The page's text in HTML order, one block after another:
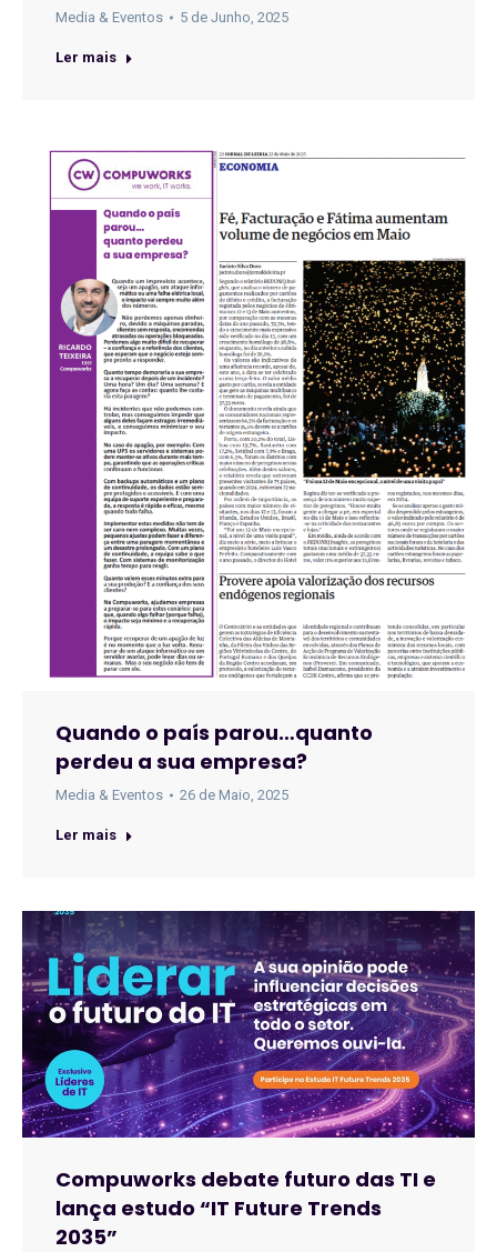
Media & Eventos 5 de Junho, 2025
Ler mais
Quando o país parou…quanto
perdeu a sua empresa?
Media & Eventos 26 de Maio, 2025
Ler mais
Compuworks debate futuro das TI e
lança estudo “IT Future Trends
2035”